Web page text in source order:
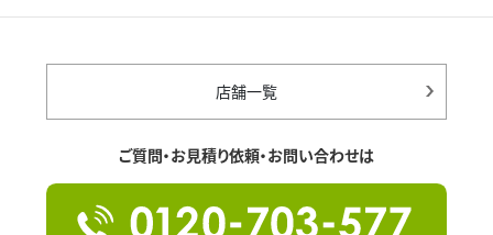
店舗一覧
ご質問・お見積り依頼・お問い合わせは